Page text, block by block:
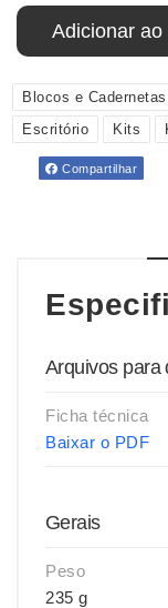
Adicionar ao
Blocos e Cadernetas
Escritório
Kits
Compartilhar
Arquivos para
Ficha técnica
Baixar o PDF
Gerais
Peso
235 g